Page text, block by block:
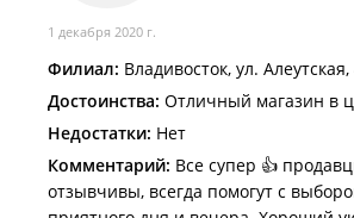
1 декабря 2020 г.
Филиал: Владивосток, ул.
Достоинства: Отличный магазин в
Недостатки: Нет
Комментарий: Все супер 👍
отзывчивы, всегда помогут с